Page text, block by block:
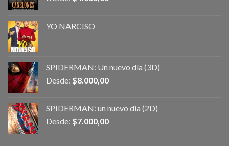
YO NARCISO
SPIDERMAN: Un nuevo día (3D)
Desde: $8.000,00
SPIDERMAN: un nuevo día (2D)
Desde: $7.000,00